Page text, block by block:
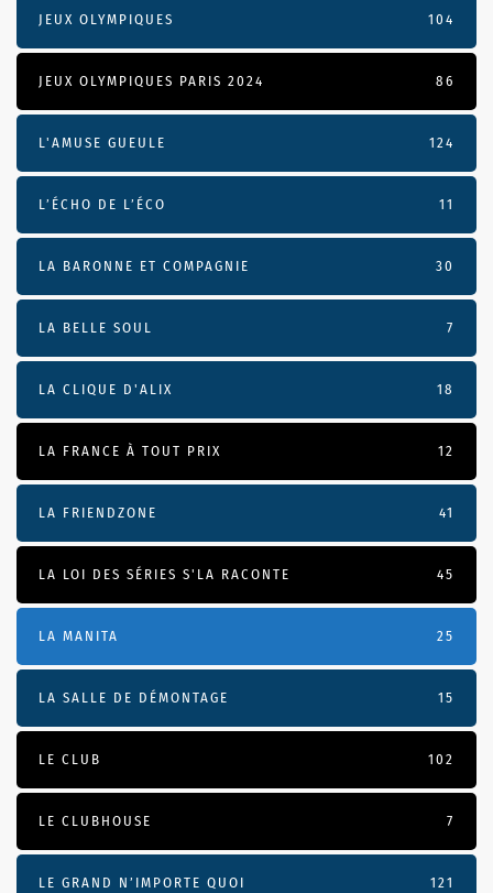
JEUX OLYMPIQUES 104
JEUX OLYMPIQUES PARIS 2024 86
L'AMUSE GUEULE 124
L’ÉCHO DE L’ÉCO 11
LA BARONNE ET COMPAGNIE 30
LA BELLE SOUL 7
LA CLIQUE D'ALIX 18
LA FRANCE À TOUT PRIX 12
LA FRIENDZONE 41
LA LOI DES SÉRIES S'LA RACONTE 45
LA MANITA 25
LA SALLE DE DÉMONTAGE 15
LE CLUB 102
LE CLUBHOUSE 7
LE GRAND N’IMPORTE QUOI 121